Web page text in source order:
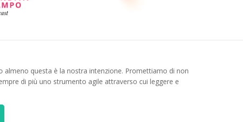
questa è la nostra intenzione. Promettiamo di non
di più uno strumento agile attraverso cui leggere e